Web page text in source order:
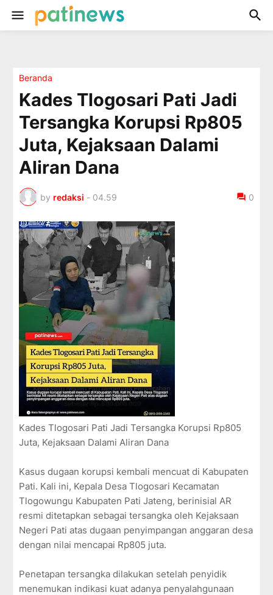
Beranda
Kades Tlogosari Pati Jadi
Tersangka Korupsi Rp805
Juta, Kejaksaan Dalami
Aliran Dana
by redaksi - 04.59 0
Kades Tlogosari Pati Jadi Tersangka Korupsi Rp805
Juta, Kejaksaan Dalami Aliran Dana
Kasus dugaan korupsi kembali mencuat di Kabupaten
Pati. Kali ini, Kepala Desa Tlogosari Kecamatan
Tlogowungu Kabupaten Pati Jateng, berinisial AR
resmi ditetapkan sebagai tersangka oleh Kejaksaan
Negeri Pati atas dugaan penyimpangan anggaran desa
dengan nilai mencapai Rp805 juta.
Penetapan tersangka dilakukan setelah penyidik
menemukan indikasi kuat adanya penyalahgunaan